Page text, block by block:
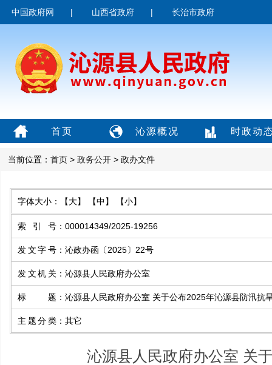
中国政府网 | 山西省政府 | 长治市政府
首页 沁源概况 时政动
当前位置： 首页 > 政务公开 > 政办文件
字体大小： 【大】 【中】 【小】
索引号 ： 000014349/2025-19256
发文字号 ： 沁政办函〔2025〕22号
发文机关 ： 沁源县人民政府办公室
标题 ： 沁源县人民政府办公室 关于公布2025年沁源县防汛抗
主题分类 ： 其它
沁源县人民政府办公室 关